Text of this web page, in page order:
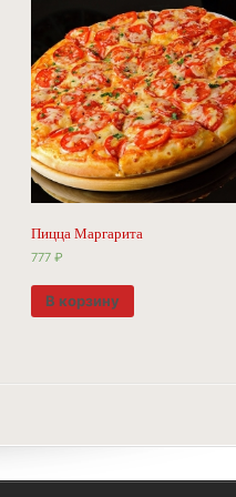
Пицца Маргарита
777₽
В корзину